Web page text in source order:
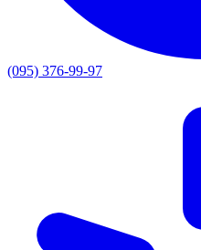
(095) 376-99-97